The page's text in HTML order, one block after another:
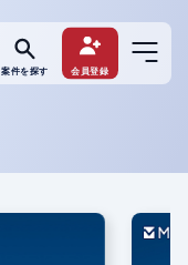
案件を探す 会員登録